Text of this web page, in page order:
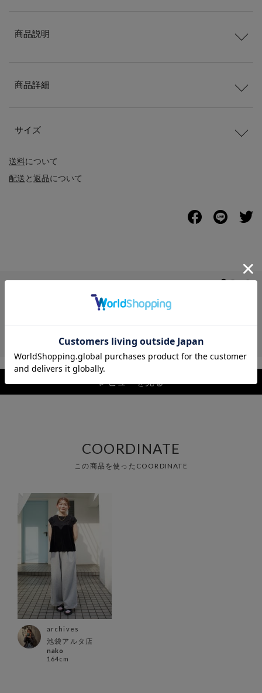
送料について
配送と返品について
商品説明
商品詳細
サイズ
レビューを見る
COORDINATE
この商品を使ったCOORDINATE
archives
池袋アルタ店
nako
164cm